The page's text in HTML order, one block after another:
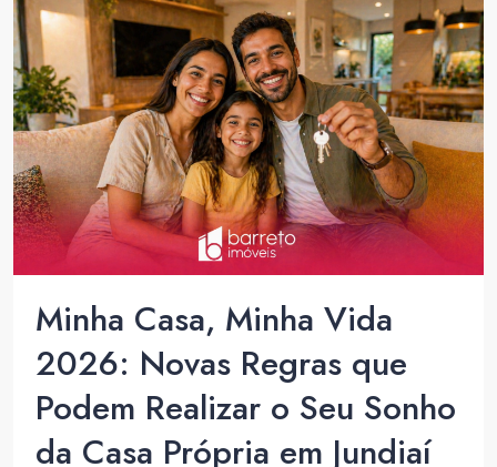
Minha Casa, Minha Vida
2026: Novas Regras que
Podem Realizar o Seu Sonho
da Casa Própria em Jundiaí